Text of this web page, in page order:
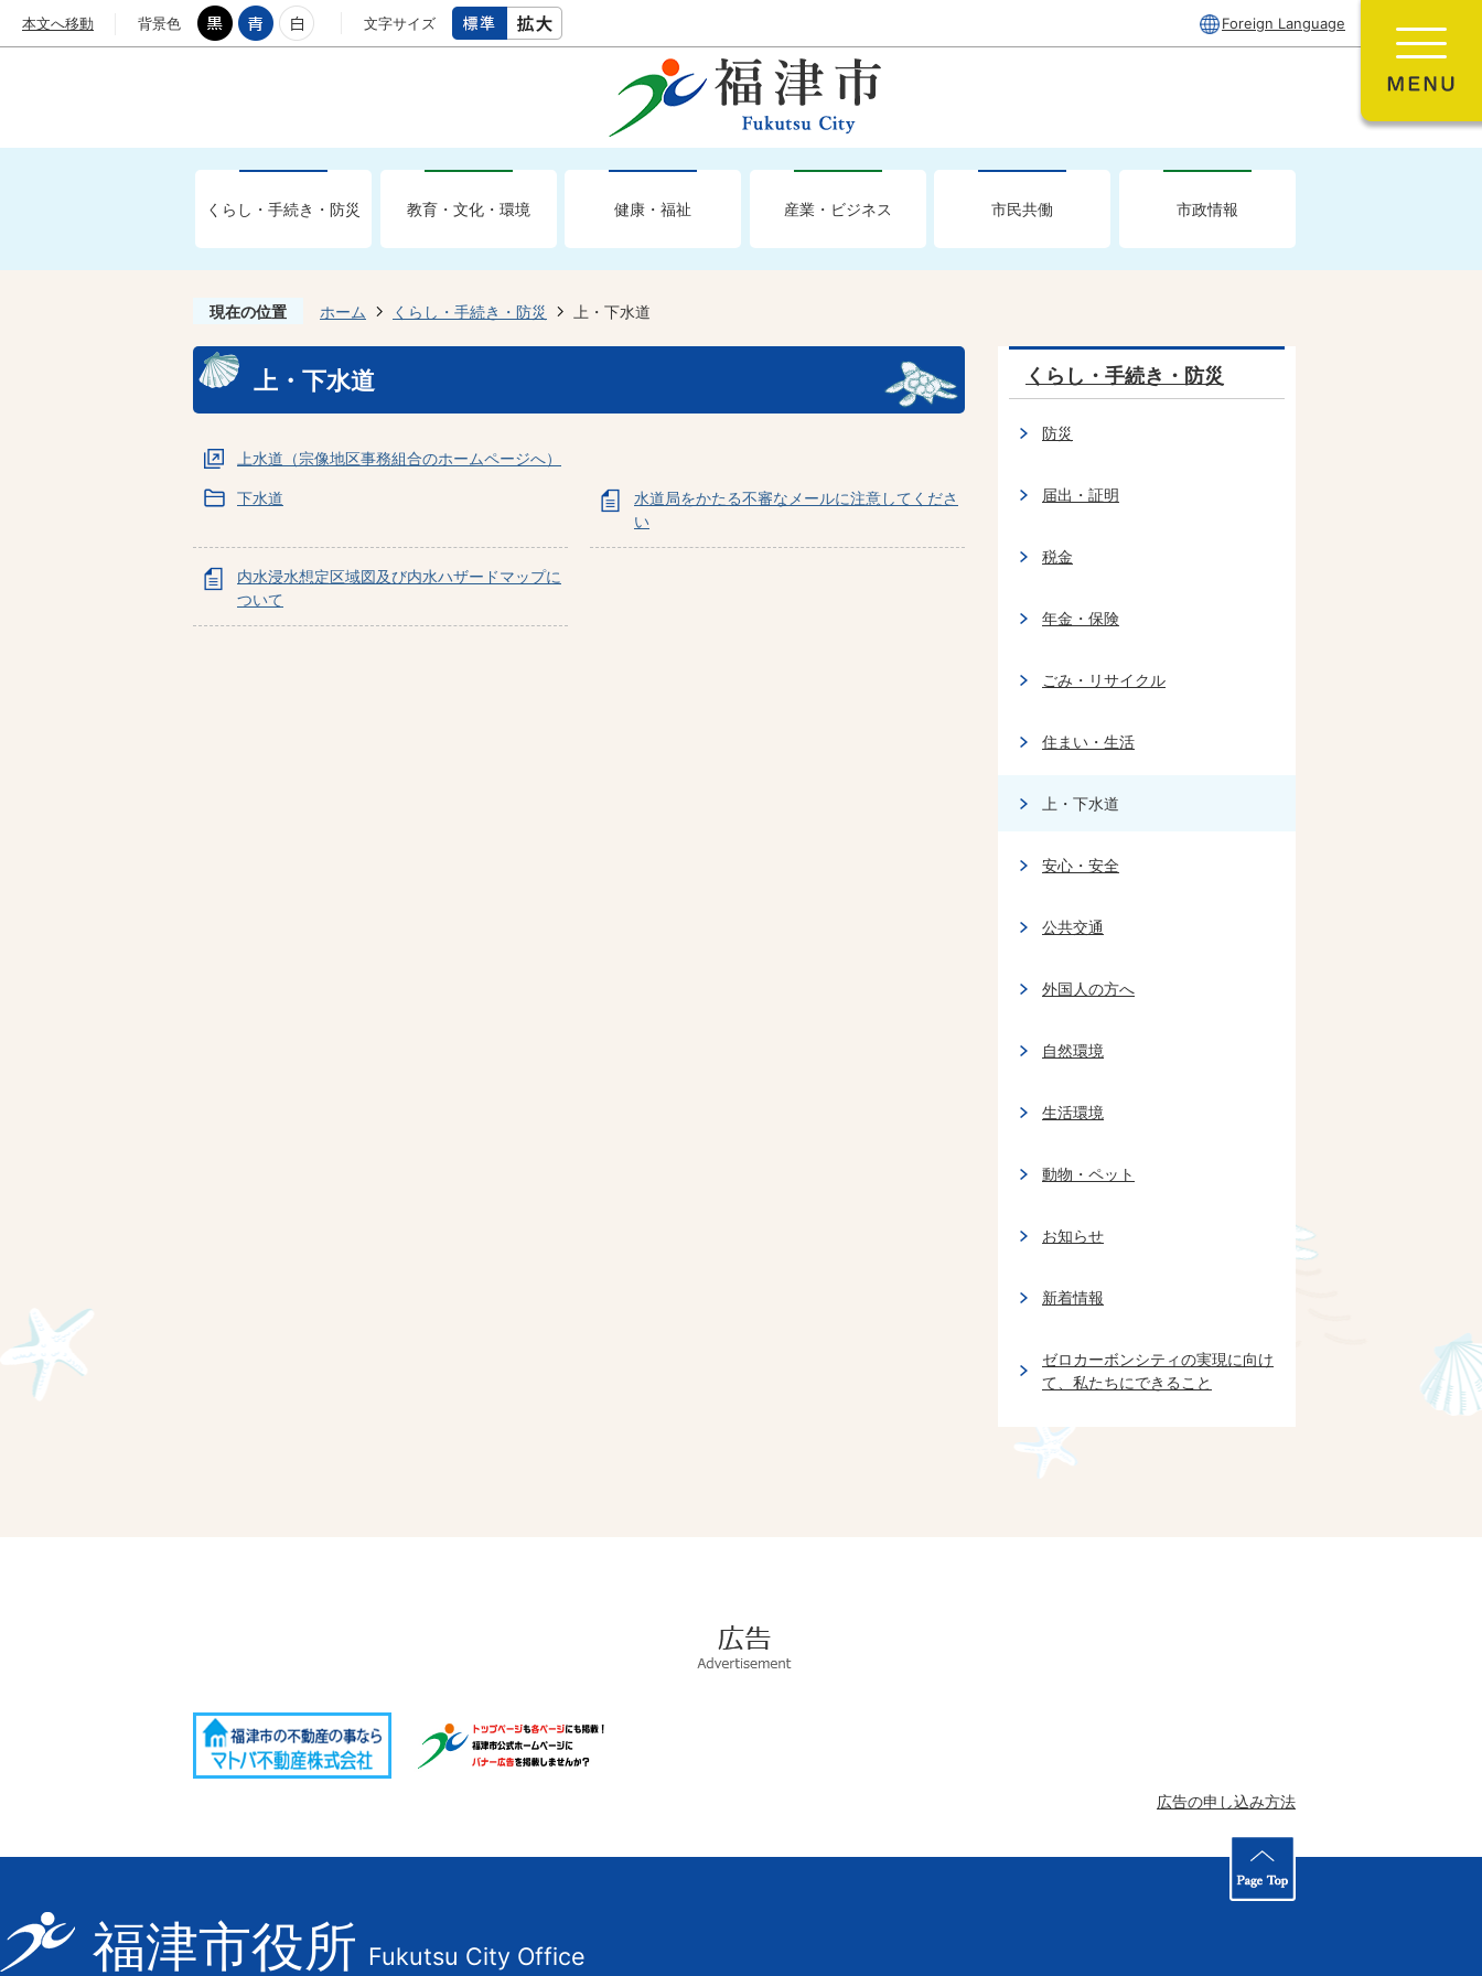
本文へ移動 背景色 文字サイズ Foreign Language
くらし・手続き・防災 教育・文化・環境 健康・福祉 産業・ビジネス 市民共働 市政情報
現在の位置 ホーム くらし・手続き・防災 上・下水道
上・下水道
上水道（宗像地区事務組合のホームページへ）
下水道
水道局をかたる不審なメールに注意してくださ
い
内水浸水想定区域図及び内水ハザードマップに
ついて
くらし・手続き・防災
防災
届出・証明
税金
年金・保険
ごみ・リサイクル
住まい・生活
上・下水道
安心・安全
公共交通
外国人の方へ
自然環境
生活環境
動物・ペット
お知らせ
新着情報
ゼロカーボンシティの実現に向け
て、私たちにできること
告
広告の申し込み方法
福
津
福津市役所 Fukutsu City Office